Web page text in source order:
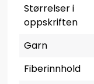
Størrelser i
oppskriften
Garn
Fiberinnhold